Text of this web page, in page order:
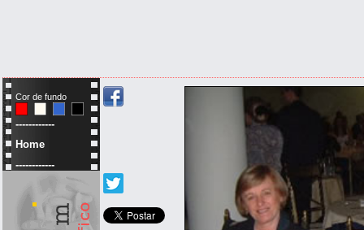
Cor de fundo
------------
Home
------------